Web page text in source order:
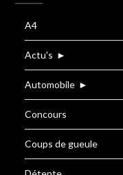
A4
Actu's ►
Automobile ►
Concours
Coups de gueule